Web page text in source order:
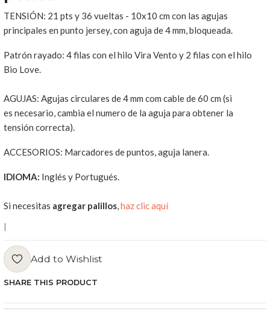
TENSIÓN: 21 pts y 36 vueltas - 10x10 cm con las agujas
principales en punto jersey, con aguja de 4 mm, bloqueada.
Patrón rayado: 4 filas con el hilo Vira Vento y 2 filas con el hilo
Bio Love.
AGUJAS: Agujas circulares de 4 mm com cable de 60 cm (si
es necesario, cambia el numero de la aguja para obtener la
tensión correcta).
ACCESORIOS: Marcadores de puntos, aguja lanera.
IDIOMA: Inglés y Portugués.
Si necesitas agregar palillos,haz clic aquí
|
Add to Wishlist
SHARE THIS PRODUCT